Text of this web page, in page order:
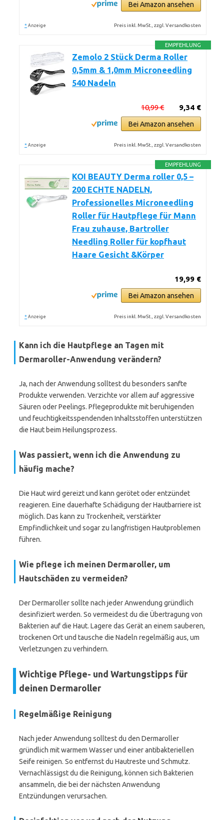
Bei Amazon ansehen
* Anzeige Preis inkl. MwSt., zzgl. Versandkosten
EMPFEHLUNG
Zemolo 2 Stück Derma Roller
0,5mm & 1,0mm Microneedling
540 Nadeln
9,34 €
10,99 €
Bei Amazon ansehen
* Anzeige Preis inkl. MwSt., zzgl. Versandkosten
EMPFEHLUNG
KOI BEAUTY Derma roller 0,5 –
200 ECHTE NADELN,
Professionelles Microneedling
Roller für Hautpflege für Mann
Frau zuhause, Bartroller
Needling Roller für kopfhaut
Haare Gesicht &Körper
19,99 €
Bei Amazon ansehen
* Anzeige Preis inkl. MwSt., zzgl. Versandkosten
Kann ich die Hautpflege an Tagen mit
Dermaroller-Anwendung verändern?
Ja, nach der Anwendung solltest du besonders sanfte
Produkte verwenden. Verzichte vor allem auf aggressive
Säuren oder Peelings. Pflegeprodukte mit beruhigenden
und feuchtigkeitsspendenden Inhaltsstoffen unterstützen
die Haut beim Heilungsprozess.
Was passiert, wenn ich die Anwendung zu
häufig mache?
Die Haut wird gereizt und kann gerötet oder entzündet
reagieren. Eine dauerhafte Schädigung der Hautbarriere ist
möglich. Das kann zu Trockenheit, verstärkter
Empfindlichkeit und sogar zu langfristigen Hautproblemen
führen.
Wie pflege ich meinen Dermaroller, um
Hautschäden zu vermeiden?
Der Dermaroller sollte nach jeder Anwendung gründlich
desinfiziert werden. So vermeidest du die Übertragung von
Bakterien auf die Haut. Lagere das Gerät an einem sauberen,
trockenen Ort und tausche die Nadeln regelmäßig aus, um
Verletzungen zu verhindern.
Wichtige Pflege- und Wartungstipps für
deinen Dermaroller
Regelmäßige Reinigung
Nach jeder Anwendung solltest du den Dermaroller
gründlich mit warmem Wasser und einer antibakteriellen
Seife reinigen. So entfernst du Hautreste und Schmutz.
Vernachlässigst du die Reinigung, können sich Bakterien
ansammeln, die bei der nächsten Anwendung
Entzündungen verursachen.